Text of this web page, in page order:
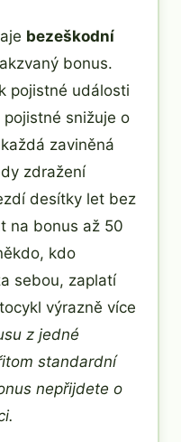
bezeškodní
bonus.
pojistné události
snižuje o
zaviněná
zdražení
desítky let bez
na bonus až 50
kdo
sebou, zaplatí
výrazně více
z jedné
standardní
nepřijdete o